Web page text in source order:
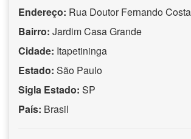
Endereço: Rua Doutor Fernando Costa
Bairro: Jardim Casa Grande
Cidade: Itapetininga
Estado: São Paulo
Sigla Estado: SP
País: Brasil